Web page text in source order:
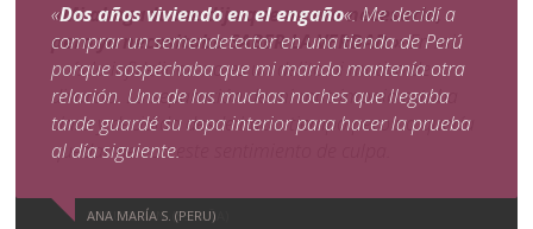
«Dos años viviendo en el engaño«. Me decidí a
comprar un semendetector en una tienda de Perú
porque sospechaba que mi marido mantenía otra
relación. Una de las muchas noches que llegaba
tarde guardé su ropa interior para hacer la prueba
al día siguiente.
ANA MARÍA S. (PERU)